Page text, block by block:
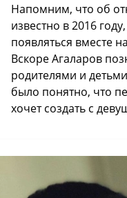
Напомним, что об
известно в 2016
появляться вместе
Вскоре Агаларов
родителями и
было понятно, что
хочет создать с